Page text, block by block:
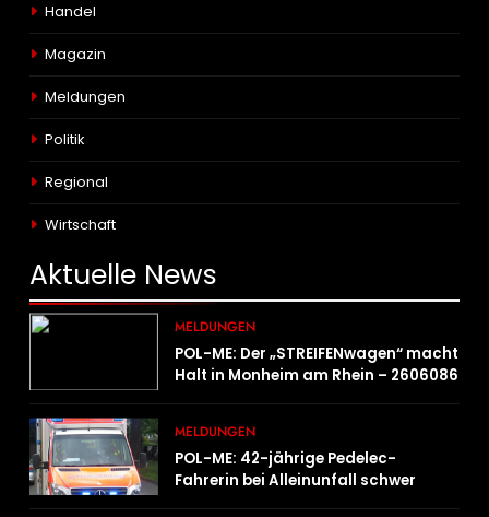
Handel
Magazin
Meldungen
Politik
Regional
Wirtschaft
Aktuelle News
MELDUNGEN
POL-ME: Der „STREIFENwagen“ macht
Halt in Monheim am Rhein – 2606086
MELDUNGEN
POL-ME: 42-jährige Pedelec-
Fahrerin bei Alleinunfall schwer